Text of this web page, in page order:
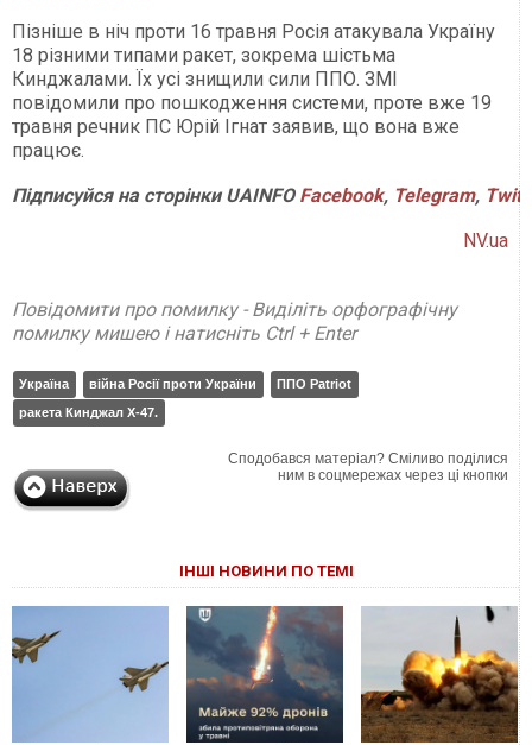
Пізніше в ніч проти 16 травня Росія атакувала Україну
18 різними типами ракет, зокрема шістьма
Кинджалами. Їх усі знищили сили ППО. ЗМІ
повідомили про пошкодження системи, проте вже 19
травня речник ПС Юрій Ігнат заявив, що вона вже
працює.
Підписуйся на сторінки UAINFO Facebook, Telegram,
NV.ua
Повідомити про помилку - Виділіть орфографічну
помилку мишею і натисніть Ctrl + Enter
Україна війна Росії проти України
ППО Patriot
ракета Кинджал Х-47.
Сподобався матеріал? Сміливо поділися
ним в соцмережах через ці кнопки
ІНШІ НОВИНИ ПО ТЕМІ